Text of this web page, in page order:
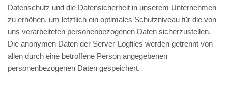
Datenschutz und die Datensicherheit in unserem Unternehmen
zu erhöhen, um letztlich ein optimales Schutzniveau für die von
uns verarbeiteten personenbezogenen Daten sicherzustellen.
Die anonymen Daten der Server-Logfiles werden getrennt von
allen durch eine betroffene Person angegebenen
personenbezogenen Daten gespeichert.